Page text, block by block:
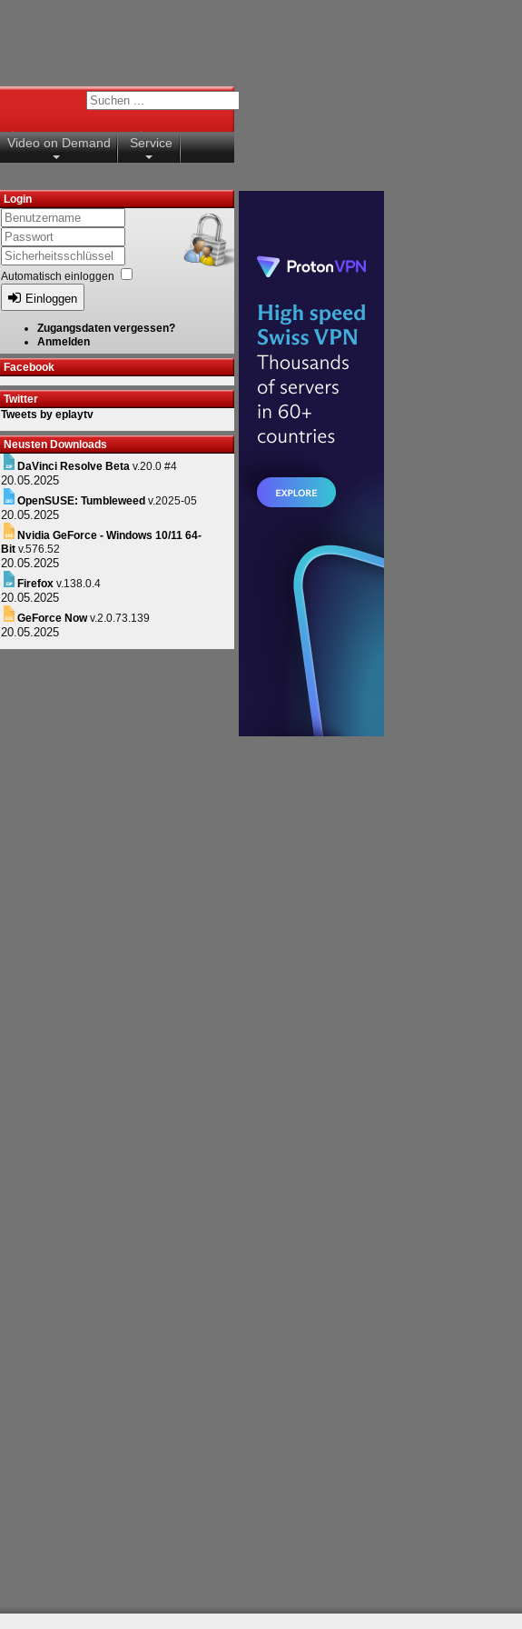
Video on Demand Service
Login
Automatisch einloggen
Einloggen
Zugangsdaten vergessen?
Anmelden
Facebook
Twitter
Tweets by eplaytv
Neusten Downloads
DaVinci Resolve Beta v.20.0 #4
20.05.2025
OpenSUSE: Tumbleweed v.2025-05
20.05.2025
Nvidia GeForce - Windows 10/11 64-
Bit v.576.52
20.05.2025
Firefox v.138.0.4
20.05.2025
GeForce Nowv.2.0.73.139
20.05.2025